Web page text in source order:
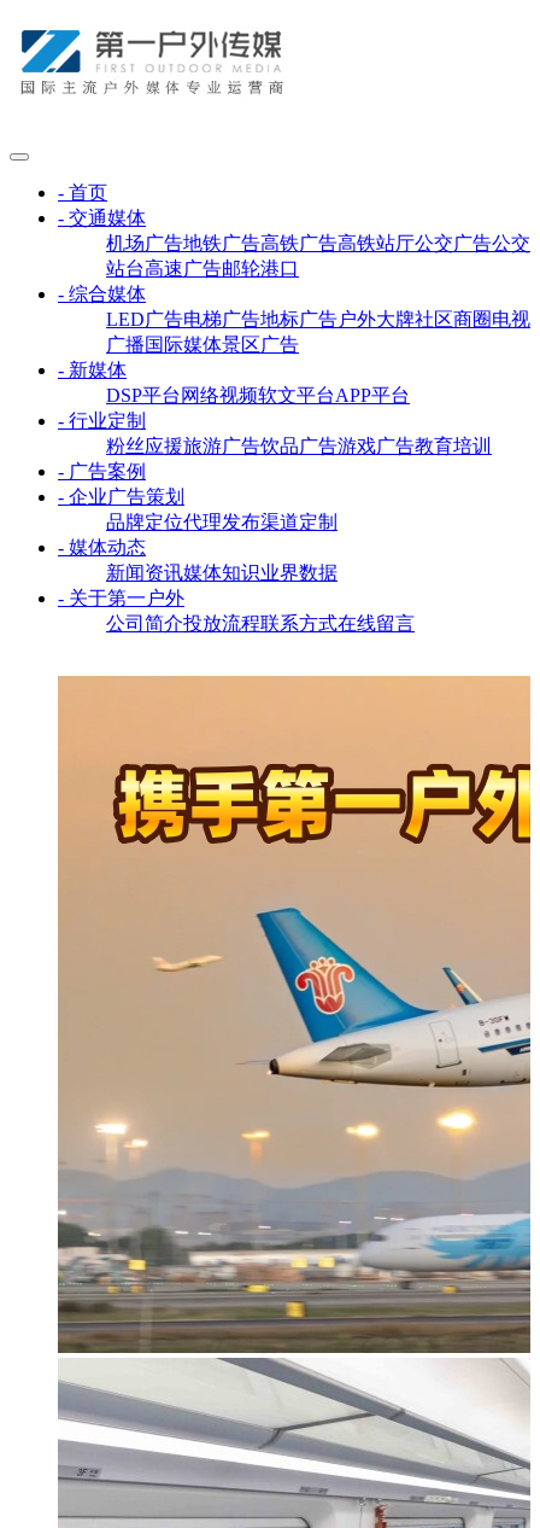
- 首页
- 交通媒体
机场广告地铁广告高铁广告高铁站厅公交广告公交
站台高速广告邮轮港口
- 综合媒体
LED广告电梯广告地标广告户外大牌社区商圈电视
广播国际媒体景区广告
- 新媒体
DSP平台 网络视频软文平台APP平台
- 行业定制
粉丝应援旅游广告饮品广告游戏广告教育培训
- 广告案例
- 企业广告策划
品牌定位代理发布渠道定制
- 媒体动态
新闻资讯媒体知识业界数据
- 关于第一户外
公司简介投放流程联系方式在线留言